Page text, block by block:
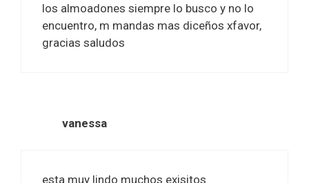
los almoadones siempre lo busco y no lo
encuentro, m mandas mas diceños xfavor,
gracias saludos
vanessa
esta muy lindo muchos exisitos